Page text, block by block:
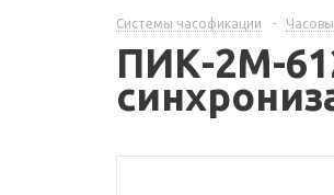
Системы часофикации -
ПИК-2М-